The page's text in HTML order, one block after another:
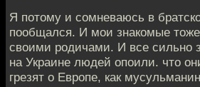
Я потому и сомневаюсь в
пообщался. И мои знакомые
своими родичами. И все сильно
на Украине людей опоили. что
грезят о Европе, как